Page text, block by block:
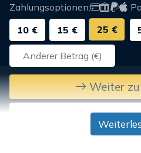
Zahlungsoptionen:
10 €
15 € 25 €
Weiter
Bank-